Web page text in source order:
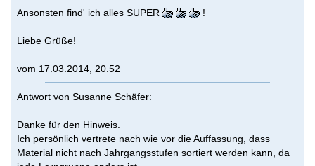
Ansonsten find' ich alles SUPER !
Liebe Grüße!
vom 17.03.2014, 20.52
Antwort von Susanne Schäfer:
Danke für den Hinweis.
Ich persönlich vertrete nach wie vor die Auffassung, dass
Material nicht nach Jahrgangsstufen sortiert werden kann, da